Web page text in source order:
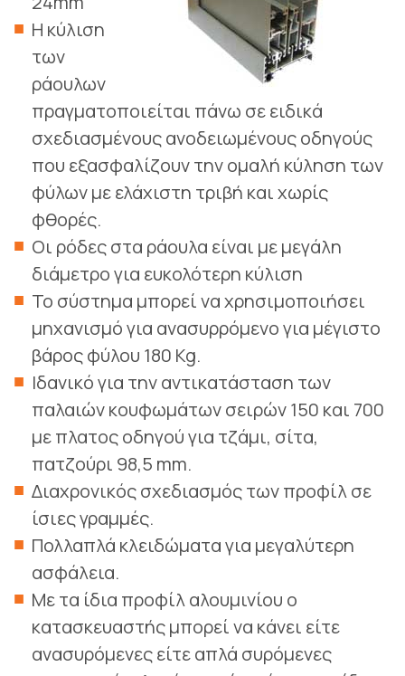
Η κύλιση
των
ράουλων
πραγματοποιείται πάνω σε ειδικά
σχεδιασμένους ανοδειωμένους οδηγούς
που εξασφαλίζουν την ομαλή κύληση των
φύλων με ελάχιστη τριβή και χωρίς
φθορές.
Οι ρόδες στα ράουλα είναι με μεγάλη
διάμετρο για ευκολότερη κύλιση
Το σύστημα μπορεί να χρησιμοποιήσει
μηχανισμό για ανασυρρόμενο για μέγιστο
βάρος φύλου 180 Kg.
Ιδανικό για την αντικατάσταση των
παλαιών κουφωμάτων σειρών 150 και 700
με πλατος οδηγού για τζάμι, σίτα,
πατζούρι 98,5 mm.
Διαχρονικός σχεδιασμός των προφίλ σε
ίσιες γραμμές.
Πολλαπλά κλειδώματα για μεγαλύτερη
ασφάλεια.
Με τα ίδια προφίλ αλουμινίου ο
κατασκευαστής μπορεί να κάνει είτε
ανασυρόμενες είτε απλά συρόμενες